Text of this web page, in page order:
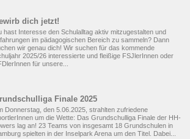
dich jetzt!
hast Interesse den Schulalltag aktiv mitzugestalten und
im pädagogischen Bereich zu sammeln? Dann
wir genau dich! Wir suchen für das kommende
2025/26 interessierte und fleißige FSJlerInnen oder
für unsere...
Finale 2025
Donnerstag, den 5.06.2025, strahlten zufriedene
um die Wette: Das Grundschulliga Finale der HH-
lag an! 23 Teams von insgesamt 18 Grundschulen in
spielten in der Inselpark Arena um den Titel. Dabei...